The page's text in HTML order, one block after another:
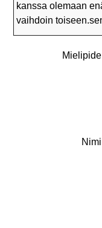
kanssa olemaan
vaihdoin